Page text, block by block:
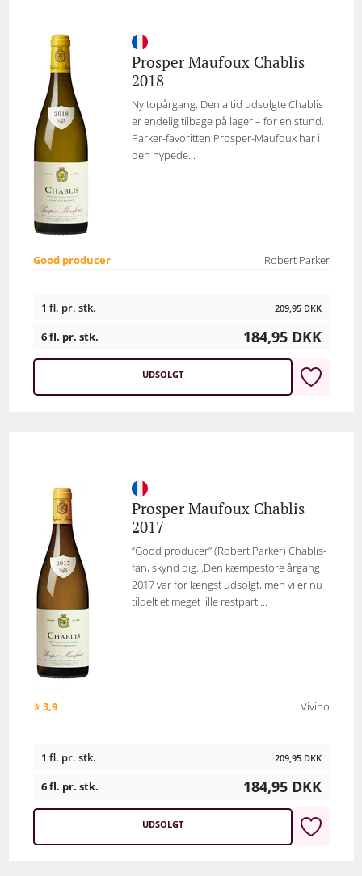
Prosper Maufoux Chablis
2018
Ny topårgang. Den altid udsolgte Chablis
er endelig tilbage på lager – for en stund.
Parker-favoritten Prosper-Maufoux har i
den hypede...
Good producer Robert Parker
1 fl. pr. stk. 209,95 DKK
6 fl. pr. stk. 184,95 DKK
UDSOLGT
Prosper Maufoux Chablis
2017
”Good producer” (Robert Parker) Chablis-
fan, skynd dig...Den kæmpestore årgang
2017 var for længst udsolgt, men vi er nu
tildelt et meget lille restparti...
⭐ 3,9 Vivino
1 fl. pr. stk. 209,95 DKK
6 fl. pr. stk. 184,95 DKK
UDSOLGT